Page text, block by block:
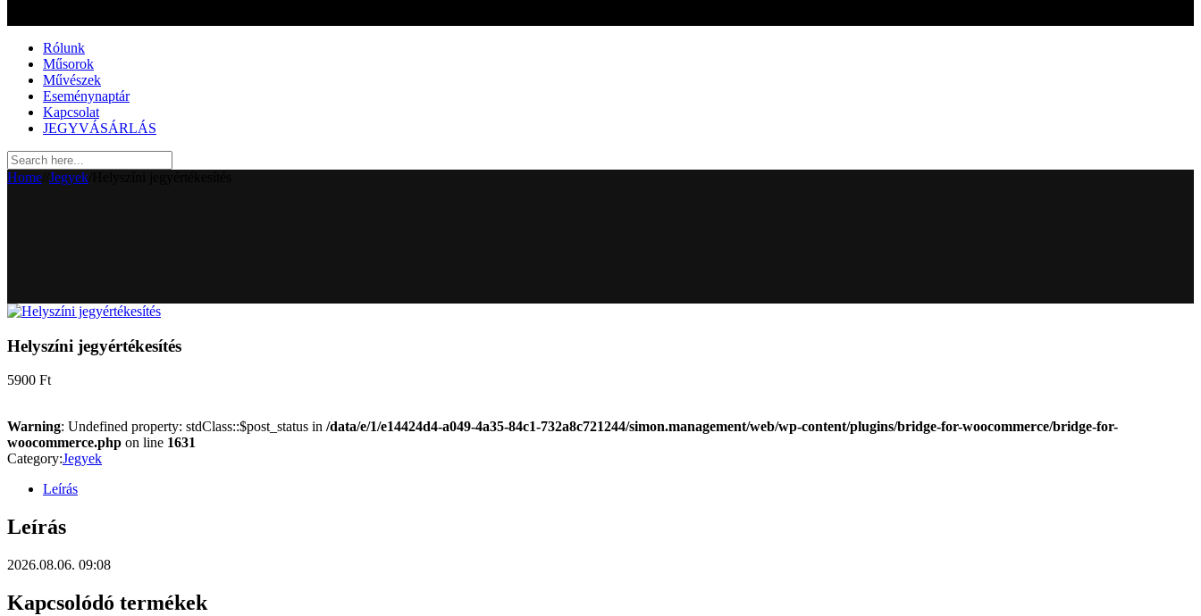
Rólunk
Műsorok
Művészek
Eseménynaptár
Kapcsolat
JEGYVÁSÁRLÁS
Home Jegyek
Helyszíni jegyértékesítés
5900 Ft
Warning: Undefined property: stdClass::$post_status in /data/e/1/e14424d4-a049-4a35-84c1-732a8c721244/simon.management/web/wp-content/plugins/bridge-for-woocommerce/bridge-for-
woocommerce.php on line 1631
Category:Jegyek
Leírás
Leírás
2026.08.06. 09:08
Kapcsolódó termékek